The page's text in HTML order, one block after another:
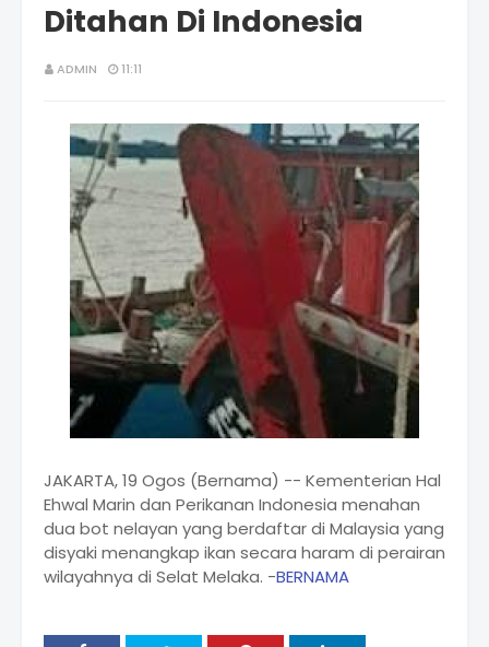
Ditahan Di Indonesia
ADMIN 11:11
JAKARTA, 19 Ogos (Bernama) -- Kementerian Hal
Ehwal Marin dan Perikanan Indonesia menahan
dua bot nelayan yang berdaftar di Malaysia yang
disyaki menangkap ikan secara haram di perairan
wilayahnya di Selat Melaka. -BERNAMA